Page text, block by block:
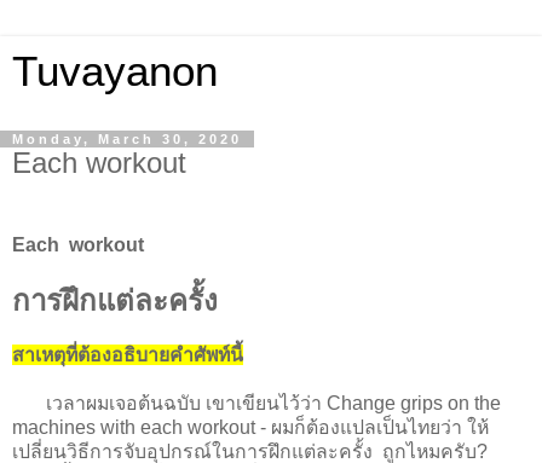
Tuvayanon
Monday, March 30, 2020
Each workout
Each workout
การฝึกแต่ละครั้ง
สาเหตุที่ต้องอธิบายคำศัพท์นี้
เวลาผมเจอต้นฉบับ เขาเขียนไว้ว่า Change grips on the
machines with each workout - ผมก็ต้องแปลเป็นไทยว่า ให้
เปลี่ยนวิธีการจับอุปกรณ์ในการฝึกแต่ละครั้ง ถูกไหมครับ?